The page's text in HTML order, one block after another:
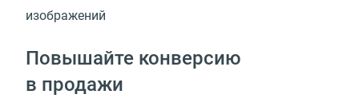
изображений
Повышайте конверсию
в продажи